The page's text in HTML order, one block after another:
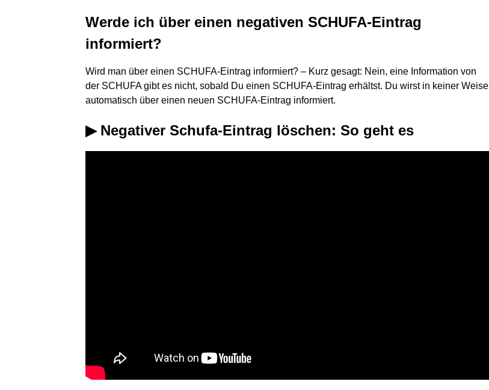
Werde ich über einen negativen SCHUFA-Eintrag
informiert?
Wird man über einen SCHUFA-Eintrag informiert? – Kurz gesagt: Nein, eine Information von
der SCHUFA gibt es nicht, sobald Du einen SCHUFA-Eintrag erhältst. Du wirst in keiner Weise
automatisch über einen neuen SCHUFA-Eintrag informiert.
▶ Negativer Schufa-Eintrag löschen: So geht es